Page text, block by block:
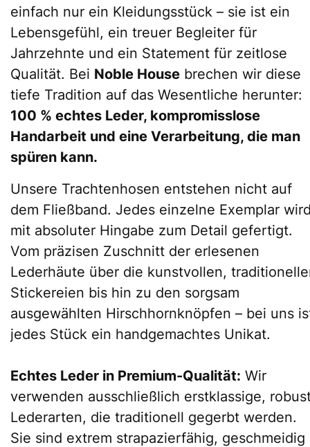
einfach nur ein Kleidungsstück – sie ist ein
Lebensgefühl, ein treuer Begleiter für
Jahrzehnte und ein Statement für zeitlose
Qualität. Bei Noble House brechen wir diese
tiefe Tradition auf das Wesentliche herunter:
100 % echtes Leder, kompromisslose
Handarbeit und eine Verarbeitung, die man
spüren kann.
Unsere Trachtenhosen entstehen nicht auf
dem Fließband. Jedes einzelne Exemplar
mit absoluter Hingabe zum Detail gefertigt.
Vom präzisen Zuschnitt der erlesenen
Lederhäute über die kunstvollen,
Stickereien bis hin zu den sorgsam
ausgewählten Hirschhornknöpfen – bei uns
jedes Stück ein handgemachtes Unikat.
Echtes Leder in Premium-Qualität: Wir
verwenden ausschließlich erstklassige,
Lederarten, die traditionell gegerbt werden.
Sie sind extrem strapazierfähig, geschmeidig